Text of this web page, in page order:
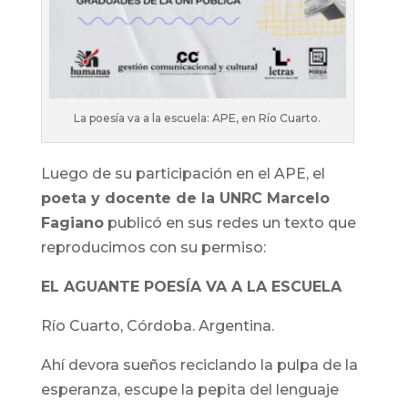
La poesía va a la escuela: APE, en Río Cuarto.
Luego de su participación en el APE, el
poeta y docente de la UNRC Marcelo
Fagianopublicó en sus redes un texto que
reproducimos con su permiso:
EL AGUANTE POESÍA VA A LA ESCUELA
Río Cuarto, Córdoba. Argentina.
Ahí devora sueños reciclando la pulpa de la
esperanza, escupe la pepita del lenguaje